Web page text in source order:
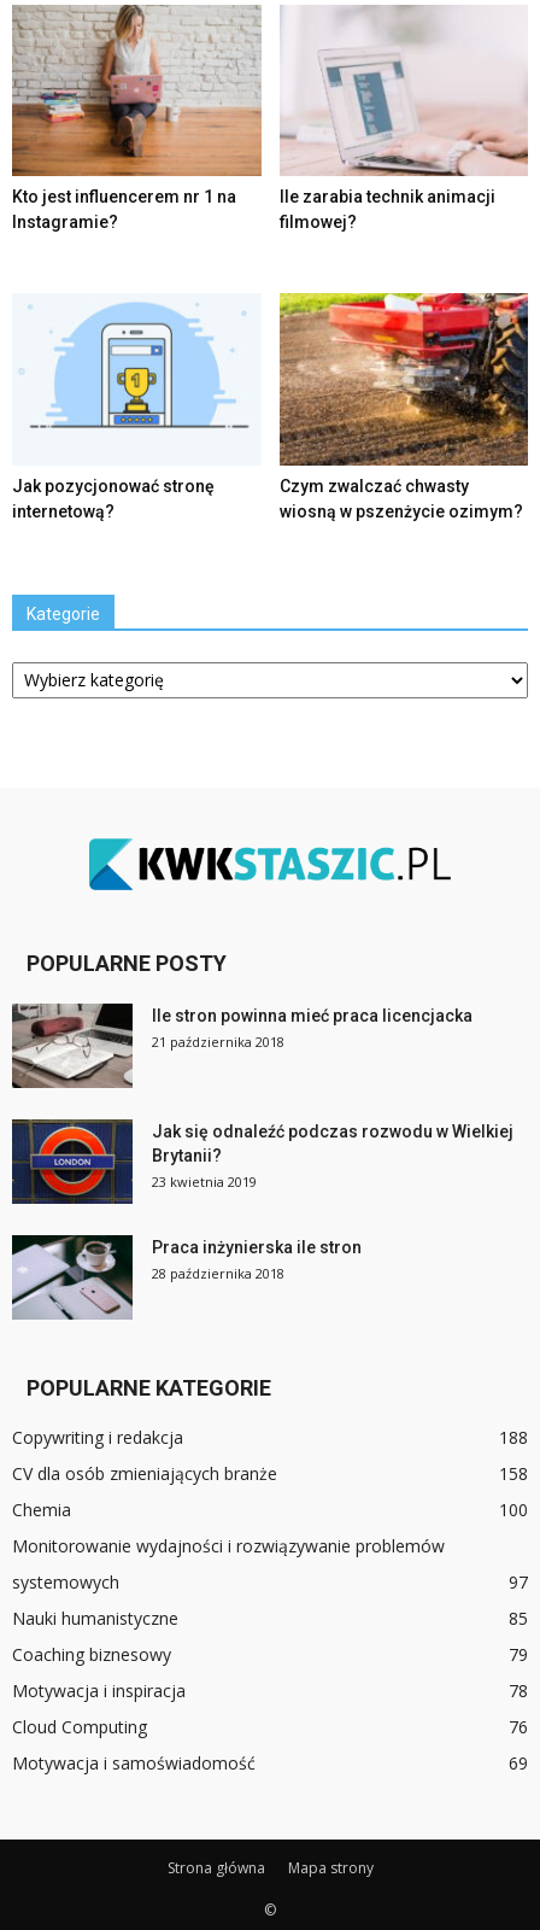
Kto jest influencerem nr 1 na
Instagramie?
Ile zarabia technik animacji
filmowej?
Jak pozycjonować stronę
internetową?
Czym zwalczać chwasty
wiosną w pszenżycie ozimym?
Kategorie
Kategorie
POPULARNE POSTY
Ile stron powinna mieć praca licencjacka
21 października 2018
Jak się odnaleźć podczas rozwodu w Wielkiej
Brytanii?
23 kwietnia 2019
Praca inżynierska ile stron
28 października 2018
POPULARNE KATEGORIE
Copywriting i redakcja
188
CV dla osób zmieniających branże
158
Chemia
100
Monitorowanie wydajności i rozwiązywanie problemów
systemowych
97
Nauki humanistyczne
85
Coaching biznesowy
79
Motywacja i inspiracja
78
Cloud Computing
76
Motywacja i samoświadomość
69
Strona główna Mapa strony
©